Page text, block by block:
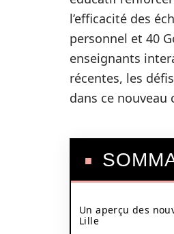
l’efficacité des
personnel et 40
enseignants
récentes, les
dans ce nouveau
Un aperçu des
Lille